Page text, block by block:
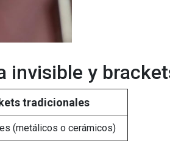
invisible y
tradicionales
(metálicos o cerámicos)